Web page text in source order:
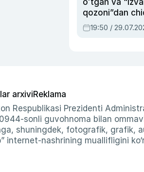
oʻtgan va
qozoni”dan
qahramon —
armiyasi bosh
19:50 /
arxiviReklama
Respublikasi Prezidenti
sonli guvohnoma bilan
shuningdek, fotografik, grafik,
internet-nashrining muallifligini